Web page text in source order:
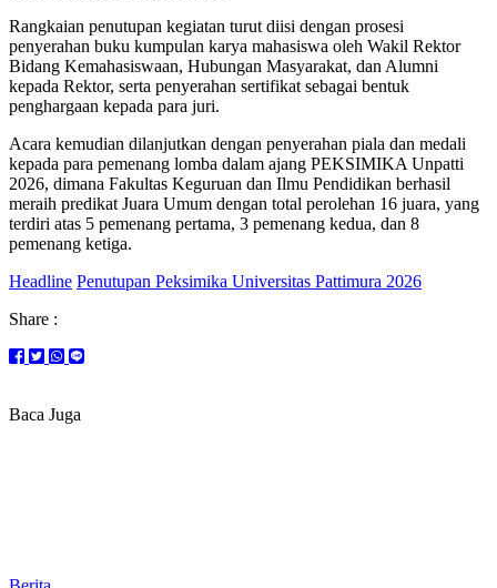
Rangkaian penutupan kegiatan turut diisi dengan prosesi
penyerahan buku kumpulan karya mahasiswa oleh Wakil Rektor
Bidang Kemahasiswaan, Hubungan Masyarakat, dan Alumni
kepada Rektor, serta penyerahan sertifikat sebagai bentuk
penghargaan kepada para juri.
Acara kemudian dilanjutkan dengan penyerahan piala dan medali
kepada para pemenang lomba dalam ajang PEKSIMIKA Unpatti
2026, dimana Fakultas Keguruan dan Ilmu Pendidikan berhasil
meraih predikat Juara Umum dengan total perolehan 16 juara, yang
terdiri atas 5 pemenang pertama, 3 pemenang kedua, dan 8
pemenang ketiga.
Headline Penutupan Peksimika Universitas Pattimura 2026
Share :
Baca Juga